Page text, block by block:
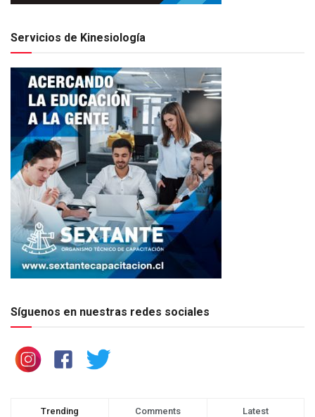
Servicios de Kinesiología
Síguenos en nuestras redes sociales
Trending Comments Latest